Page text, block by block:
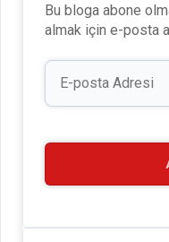
b
n
Bu bloga abone
almak için e-posta
E-
posta